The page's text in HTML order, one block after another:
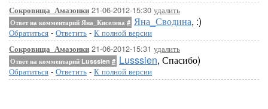
Сокровища_Амазонки 21-06-2012-15:30 удалить
Ответ на комментарий Яна_Киселева # Яна_Сводина, :)
Обратиться - Ответить - К полной версии
Сокровища_Амазонки 21-06-2012-15:31 удалить
Ответ на комментарий Lusssien # Lusssien, Спасибо)
Обратиться - Ответить - К полной версии